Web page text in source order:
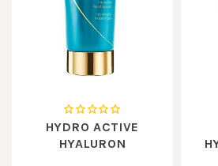
HYDRO ACTIVE
HYALURON